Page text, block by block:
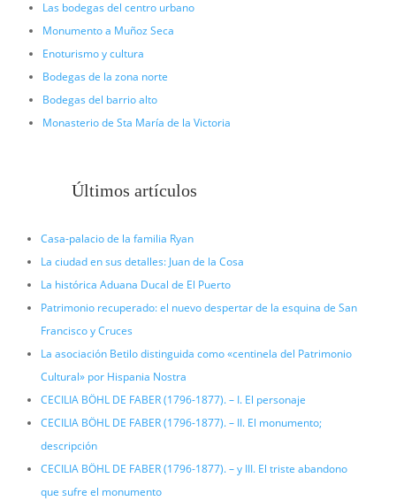
Las bodegas del centro urbano
Monumento a Muñoz Seca
Enoturismo y cultura
Bodegas de la zona norte
Bodegas del barrio alto
Monasterio de Sta María de la Victoria
Últimos artículos
Casa-palacio de la familia Ryan
La ciudad en sus detalles: Juan de la Cosa
La histórica Aduana Ducal de El Puerto
Patrimonio recuperado: el nuevo despertar de la esquina de San
Francisco y Cruces
La asociación Betilo distinguida como «centinela del Patrimonio
Cultural» por Hispania Nostra
CECILIA BÖHL DE FABER (1796-1877). – I. El personaje
CECILIA BÖHL DE FABER (1796-1877). – II. El monumento;
descripción
CECILIA BÖHL DE FABER (1796-1877). – y III. El triste abandono
que sufre el monumento